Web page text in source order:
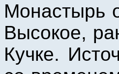
Монастырь
Высокое,
Кучке.